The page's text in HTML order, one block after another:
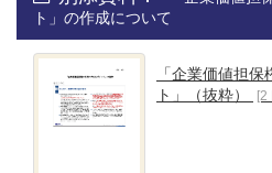
ト」の作成について
「企業価値担
ト」（抜粋）
[2